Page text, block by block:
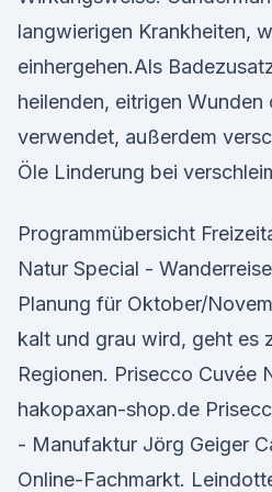
langwierigen Krankheiten,
einhergehen.Als
heilenden, eitrigen Wunden
verwendet, außerdem
Öle Linderung bei
Programmübersicht
Natur Special -
Planung für Oktober/
kalt und grau wird, geht es
Regionen. Prisecco Cuvée
hakopaxan-shop.de
- Manufaktur Jörg Geiger
Online-Fachmarkt.